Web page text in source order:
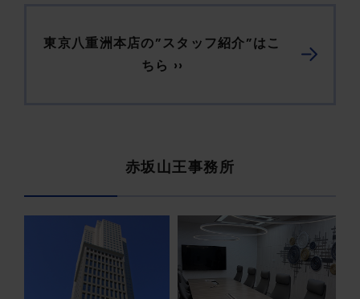
東京八重洲本店の”スタッフ紹介”はこ
ちら ››
赤坂山王事務所